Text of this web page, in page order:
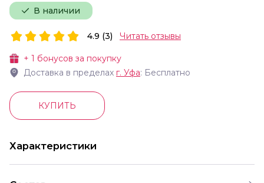
В наличии
+ 1 бонусов за покупку
Доставка в пределах г. Уфа: Бесплатно
4.9 (3) Читать отзывы
КУПИТЬ
Характеристики